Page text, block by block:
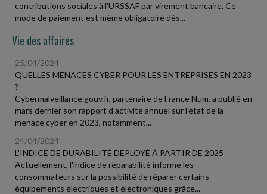
contributions sociales à l'URSSAF par virement bancaire. Ce
mode de paiement est même obligatoire dès...
Vie des affaires
25/04/2024
QUELLES MENACES CYBER POUR LES ENTREPRISES EN 2023
?
Cybermalveillance.gouv.fr, partenaire de France Num, a publié en
mars dernier son rapport d'activité annuel sur l'état de la
menace cyber en 2023, notamment...
24/04/2024
L'INDICE DE DURABILITÉ DÉPLOYÉ À PARTIR DE 2025
Actuellement, l'indice de réparabilité informe les
consommateurs sur la possibilité de réparer certains
équipements électriques et électroniques grâce...